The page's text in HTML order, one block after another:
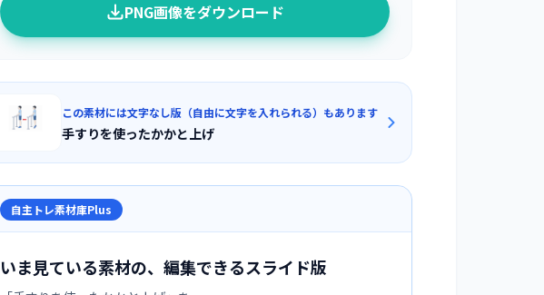
PNG画像をダウンロード
この素材には文字なし版（自由に文字を入れられる）もあります
手すりを使ったかかと上げ
自主トレ素材庫Plus
いま見ている素材の、編集できるスライド版